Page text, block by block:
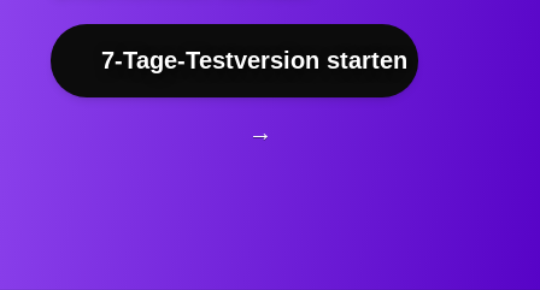
7-Tage-Testversion starten
→